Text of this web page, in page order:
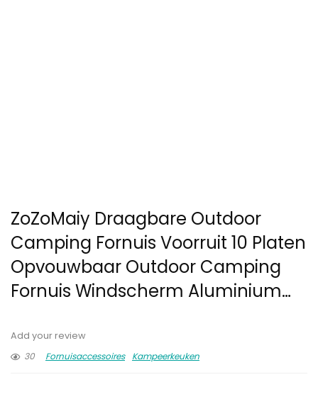
ZoZoMaiy Draagbare Outdoor
Camping Fornuis Voorruit 10 Platen
Opvouwbaar Outdoor Camping
Fornuis Windscherm Aluminium…
Add your review
30
Fornuisaccessoires Kampeerkeuken